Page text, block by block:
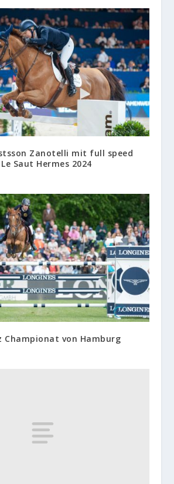
Zanotelli mit full speed
Saut Hermes 2024
Championat von Hamburg